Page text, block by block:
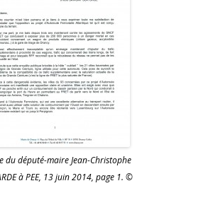
du député-maire Jean-Christophe
à PEE, 13 juin 2014, page 1. ©